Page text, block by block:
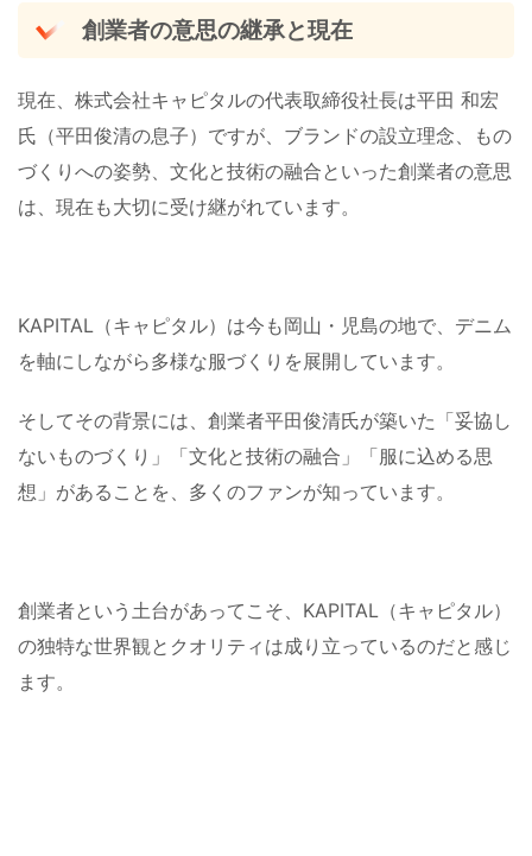
創業者の意思の継承と現在
現在、株式会社キャピタルの代表取締役社長は平田 和宏
氏（平田俊清の息子）ですが、ブランドの設立理念、もの
づくりへの姿勢、文化と技術の融合といった創業者の意思
は、現在も大切に受け継がれています。
KAPITAL（キャピタル）は今も岡山・児島の地で、デニム
を軸にしながら多様な服づくりを展開しています。
そしてその背景には、創業者平田俊清氏が築いた「妥協し
ないものづくり」「文化と技術の融合」「服に込める思
想」があることを、多くのファンが知っています。
創業者という土台があってこそ、KAPITAL（キャピタル）
の独特な世界観とクオリティは成り立っているのだと感じ
ます。